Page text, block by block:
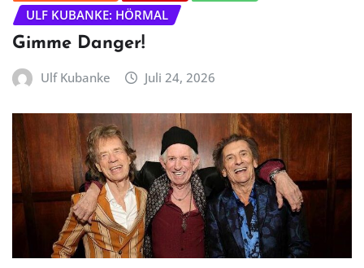
ULF KUBANKE: HÖRMAL
Gimme Danger!
Ulf Kubanke Juli 24, 2026